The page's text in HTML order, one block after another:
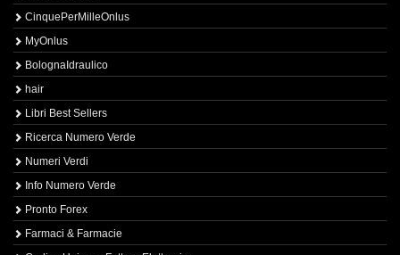
CinquePerMilleOnlus
MyOnlus
BolognaIdraulico
hair
Libri Best Sellers
Ricerca Numero Verde
Numeri Verdi
Info Numero Verde
Pronto Forex
Farmaci & Farmacie